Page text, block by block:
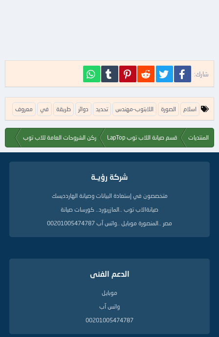
شارك: فيسبوك تويتر Reddit
Pinterest
Tumblr
ا
ل
م
ا
اسلام الصورة اللابتوب-مهندس تحديد دوائر طريقة في معروف
المنتديات قسم صيانة اللاب توب LapTop ركن الشروحات العامة للاب توب
شركة رؤيــة
متخصصون في إستعادة البيانات وصيانة الهاردديسك
صيانةالاب توب ..المازربورد.. كورسات صيانة
مصر ..المنصورة موبايل ..واتس آب 00201005474787
الدعم الفنى
موبايل
واتس آب
00201005474787